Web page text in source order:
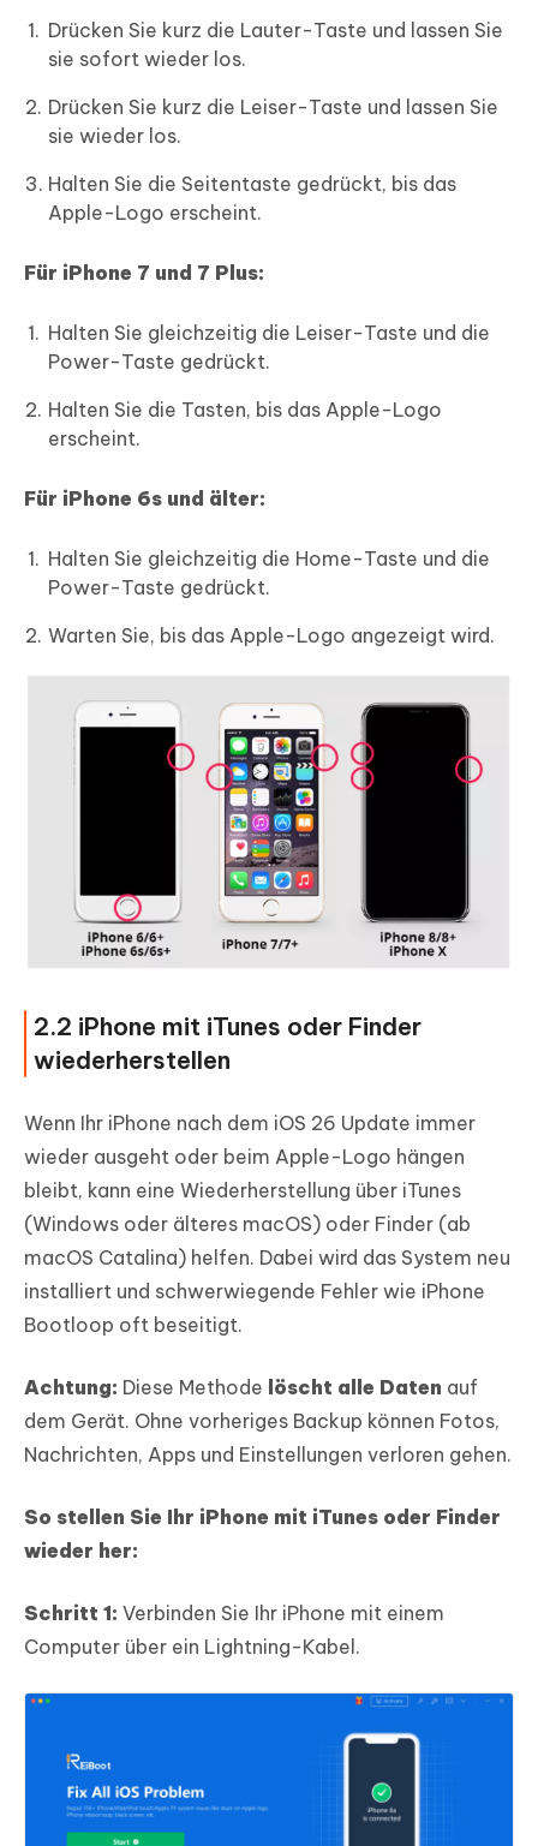
Drücken Sie kurz die Lauter-Taste und lassen Sie
sie sofort wieder los.
Drücken Sie kurz die Leiser-Taste und lassen Sie
sie wieder los.
Halten Sie die Seitentaste gedrückt, bis das
Apple-Logo erscheint.
Für iPhone 7 und 7 Plus:
Halten Sie gleichzeitig die Leiser-Taste und die
Power-Taste gedrückt.
Halten Sie die Tasten, bis das Apple-Logo
erscheint.
Für iPhone 6s und älter:
Halten Sie gleichzeitig die Home-Taste und die
Power-Taste gedrückt.
Warten Sie, bis das Apple-Logo angezeigt wird.
2.2 iPhone mit iTunes oder Finder
wiederherstellen
Wenn Ihr iPhone nach dem iOS 26 Update immer
wieder ausgeht oder beim Apple-Logo hängen
bleibt, kann eine Wiederherstellung über iTunes
(Windows oder älteres macOS) oder Finder (ab
macOS Catalina) helfen. Dabei wird das System neu
installiert und schwerwiegende Fehler wie iPhone
Bootloop oft beseitigt.
Achtung: Diese Methode löscht alle Daten auf
dem Gerät. Ohne vorheriges Backup können Fotos,
Nachrichten, Apps und Einstellungen verloren gehen.
So stellen Sie Ihr iPhone mit iTunes oder Finder
wieder her:
Schritt 1: Verbinden Sie Ihr iPhone mit einem
Computer über ein Lightning-Kabel.